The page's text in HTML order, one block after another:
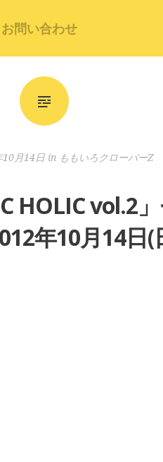
お問い合わせ
月14日 in ももいろクローバーZ
HOLIC vol.2
年10月14日(